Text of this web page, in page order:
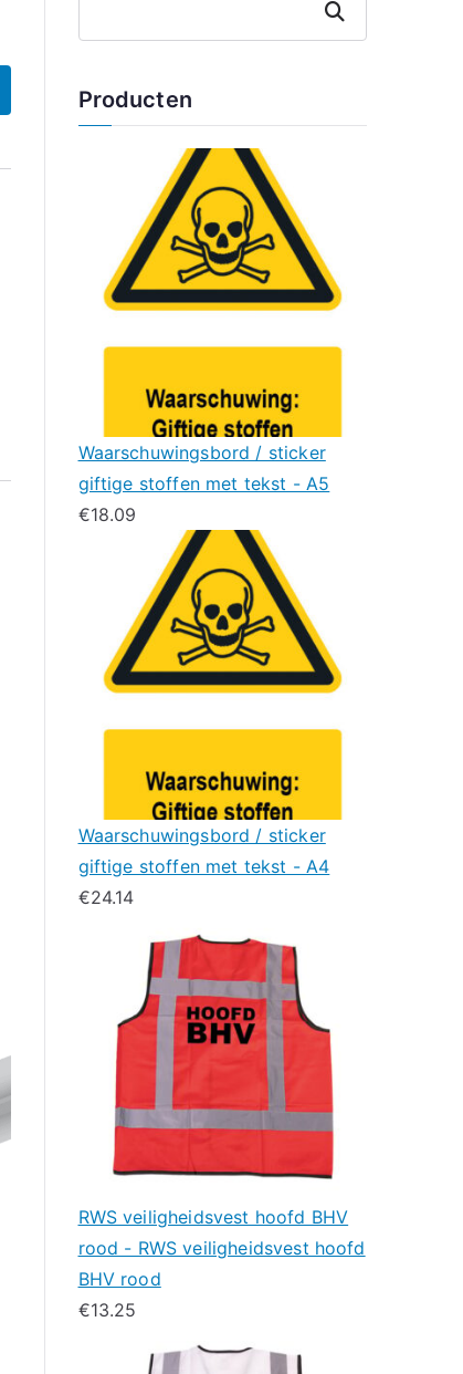
Zoeken
Producten
Waarschuwingsbord / sticker
giftige stoffen met tekst - A5
€18.09
Waarschuwingsbord / sticker
giftige stoffen met tekst - A4
€24.14
RWS veiligheidsvest hoofd BHV
rood - RWS veiligheidsvest hoofd
BHV rood
€13.25